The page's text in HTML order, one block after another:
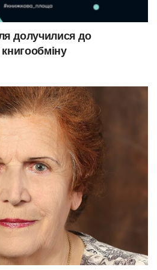
долучилися до
книгообміну